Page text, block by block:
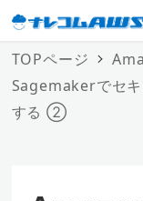
TOPページ
Sagemakerでセ
する ②